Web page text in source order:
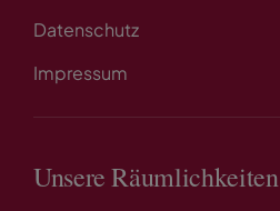
Datenschutz
Impressum
Unsere Räumlichkeiten